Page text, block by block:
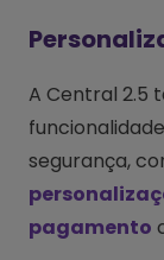
A Central 2.5
segurança,
pagamento